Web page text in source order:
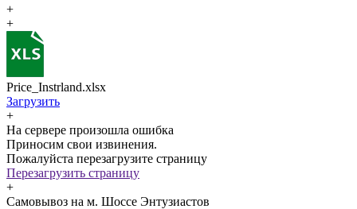
+
+
Price_Instrland.xlsx
Загрузить
+
На сервере произошла ошибка
Приносим свои извинения.
Пожалуйста перезагрузите страницу
Перезагрузить страницу
+
Самовывоз на м. Шоссе Энтузиастов